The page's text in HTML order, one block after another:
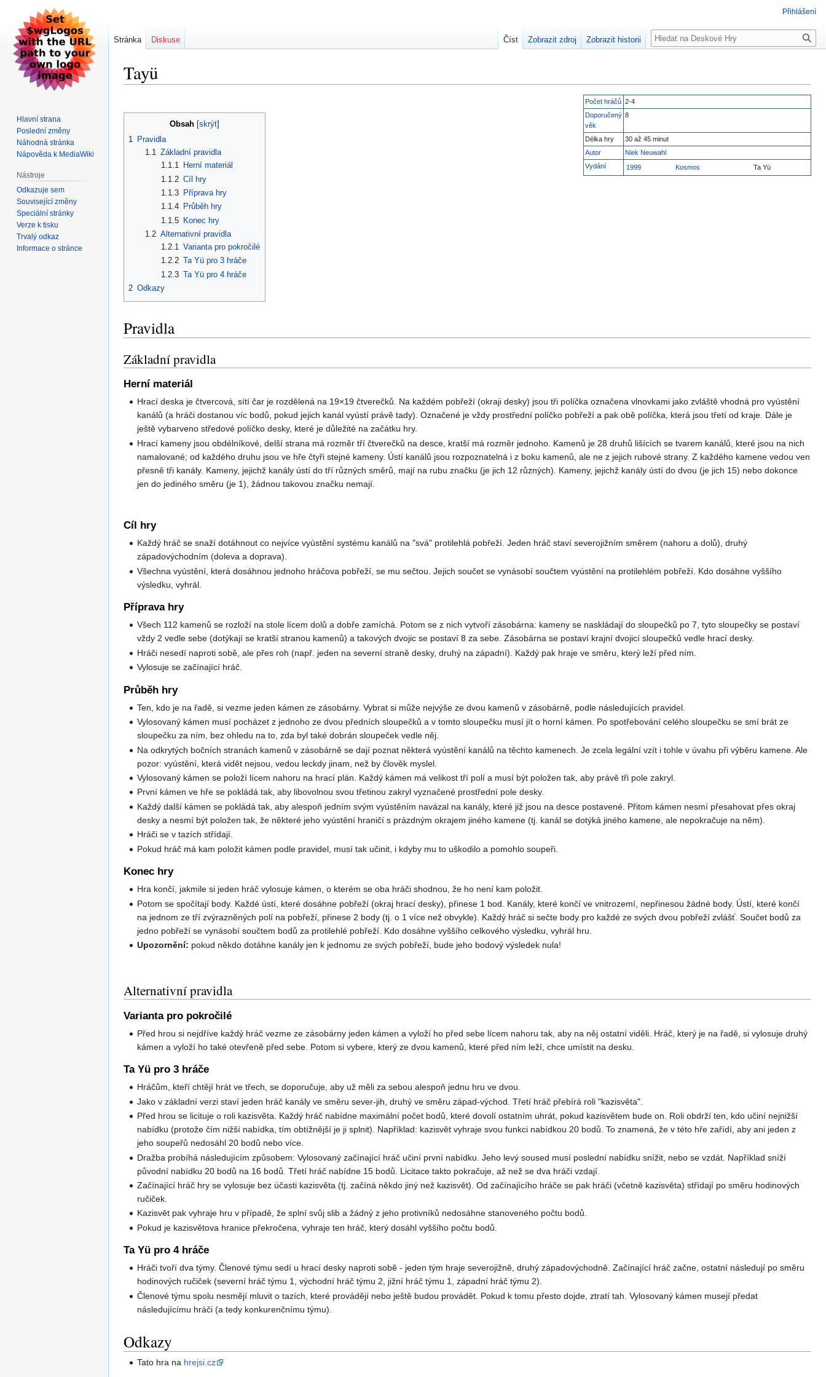
Tayü
na
na
Počet hráčů 2-4
Doporučený
věk
8
Délka hry
30 až 45 minut
Autor
Niek Neuwahl
Vydání
1999 Kosmos Ta Yü
Obsah
1 Pravidla
1.1 Základní pravidla
1.1.1 Herní materiál
1.1.2 Cíl hry
1.1.3 Příprava hry
1.1.4 Průběh hry
1.1.5 Konec hry
1.2 Alternativní pravidla
1.2.1 Varianta pro pokročilé
1.2.2 Ta Yü pro 3 hráče
1.2.3 Ta Yü pro 4 hráče
2 Odkazy
Pravidla
Základní pravidla
Herní materiál
Hrací deska je čtvercová, sítí čar je rozdělená na 19×19 čtverečků. Na každém pobřeží (okraji desky) jsou tři políčka označena vlnovkami jako zvláště vhodná pro vyústění
kanálů (a hráči dostanou víc bodů, pokud jejich kanál vyústí právě tady). Označené je vždy prostřední políčko pobřeží a pak obě políčka, která jsou třetí od kraje. Dále je
ještě vybarveno středové políčko desky, které je důležité na začátku hry.
Hrací kameny jsou obdélníkové, delší strana má rozměr tří čtverečků na desce, kratší má rozměr jednoho. Kamenů je 28 druhů lišících se tvarem kanálů, které jsou na nich
namalované; od každého druhu jsou ve hře čtyři stejné kameny. Ústí kanálů jsou rozpoznatelná i z boku kamenů, ale ne z jejich rubové strany. Z každého kamene vedou ven
přesně tři kanály. Kameny, jejichž kanály ústí do tří různých směrů, mají na rubu značku (je jich 12 různých). Kameny, jejichž kanály ústí do dvou (je jich 15) nebo dokonce
jen do jediného směru (je 1), žádnou takovou značku nemají.
Cíl hry
Každý hráč se snaží dotáhnout co nejvíce vyústění systému kanálů na "svá" protilehlá pobřeží. Jeden hráč staví severojižním směrem (nahoru a dolů), druhý
západovýchodním (doleva a doprava).
Všechna vyústění, která dosáhnou jednoho hráčova pobřeží, se mu sečtou. Jejich součet se vynásobí součtem vyústění na protilehlém pobřeží. Kdo dosáhne vyššího
výsledku, vyhrál.
Příprava hry
Všech 112 kamenů se rozloží na stole lícem dolů a dobře zamíchá. Potom se z nich vytvoří zásobárna: kameny se naskládají do sloupečků po 7, tyto sloupečky se postaví
vždy 2 vedle sebe (dotýkají se kratší stranou kamenů) a takových dvojic se postaví 8 za sebe. Zásobárna se postaví krajní dvojicí sloupečků vedle hrací desky.
Hráči nesedí naproti sobě, ale přes roh (např. jeden na severní straně desky, druhý na západní). Každý pak hraje ve směru, který leží před ním.
Vylosuje se začínající hráč.
Průběh hry
Ten, kdo je na řadě, si vezme jeden kámen ze zásobárny. Vybrat si může nejvýše ze dvou kamenů v zásobárně, podle následujících pravidel.
Vylosovaný kámen musí pocházet z jednoho ze dvou předních sloupečků a v tomto sloupečku musí jít o horní kámen. Po spotřebování celého sloupečku se smí brát ze
sloupečku za ním, bez ohledu na to, zda byl také dobrán sloupeček vedle něj.
Na odkrytých bočních stranách kamenů v zásobárně se dají poznat některá vyústění kanálů na těchto kamenech. Je zcela legální vzít i tohle v úvahu při výběru kamene. Ale
pozor: vyústění, která vidět nejsou, vedou leckdy jinam, než by člověk myslel.
Vylosovaný kámen se položí lícem nahoru na hrací plán. Každý kámen má velikost tří polí a musí být položen tak, aby právě tři pole zakryl.
První kámen ve hře se pokládá tak, aby libovolnou svou třetinou zakryl vyznačené prostřední pole desky.
Každý další kámen se pokládá tak, aby alespoň jedním svým vyústěním navázal na kanály, které již jsou na desce postavené. Přitom kámen nesmí přesahovat přes okraj
desky a nesmí být položen tak, že některé jeho vyústění hraničí s prázdným okrajem jiného kamene (tj. kanál se dotýká jiného kamene, ale nepokračuje na něm).
Hráči se v tazích střídají.
Pokud hráč má kam položit kámen podle pravidel, musí tak učinit, i kdyby mu to uškodilo a pomohlo soupeři.
Konec hry
Hra končí, jakmile si jeden hráč vylosuje kámen, o kterém se oba hráči shodnou, že ho není kam položit.
Potom se spočítají body. Každé ústí, které dosáhne pobřeží (okraj hrací desky), přinese 1 bod. Kanály, které končí ve vnitrozemí, nepřinesou žádné body. Ústí, které končí
na jednom ze tří zvýrazněných polí na pobřeží, přinese 2 body (tj. o 1 více než obvykle). Každý hráč si sečte body pro každé ze svých dvou pobřeží zvlášť. Součet bodů za
jedno pobřeží se vynásobí součtem bodů za protilehlé pobřeží. Kdo dosáhne vyššího celkového výsledku, vyhrál hru.
Upozornění: pokud někdo dotáhne kanály jen k jednomu ze svých pobřeží, bude jeho bodový výsledek nula!
Alternativní pravidla
Varianta pro pokročilé
Před hrou si nejdříve každý hráč vezme ze zásobárny jeden kámen a vyloží ho před sebe lícem nahoru tak, aby na něj ostatní viděli. Hráč, který je na řadě, si vylosuje druhý
kámen a vyloží ho také otevřeně před sebe. Potom si vybere, který ze dvou kamenů, které před ním leží, chce umístit na desku.
Ta Yü pro 3 hráče
Hráčům, kteří chtějí hrát ve třech, se doporučuje, aby už měli za sebou alespoň jednu hru ve dvou.
Jako v základní verzi staví jeden hráč kanály ve směru sever-jih, druhý ve směru západ-východ. Třetí hráč přebírá roli "kazisvěta".
Před hrou se licituje o roli kazisvěta. Každý hráč nabídne maximální počet bodů, které dovolí ostatním uhrát, pokud kazisvětem bude on. Roli obdrží ten, kdo učiní nejnižší
nabídku (protože čím nižší nabídka, tím obtížnější je ji splnit). Například: kazisvět vyhraje svou funkci nabídkou 20 bodů. To znamená, že v této hře zařídí, aby ani jeden z
jeho soupeřů nedosáhl 20 bodů nebo více.
Dražba probíhá následujícím způsobem: Vylosovaný začínající hráč učiní první nabídku. Jeho levý soused musí poslední nabídku snížit, nebo se vzdát. Například sníží
původní nabídku 20 bodů na 16 bodů. Třetí hráč nabídne 15 bodů. Licitace takto pokračuje, až než se dva hráči vzdají.
Začínající hráč hry se vylosuje bez účasti kazisvěta (tj. začíná někdo jiný než kazisvět). Od začínajícího hráče se pak hráči (včetně kazisvěta) střídají po směru hodinových
ručiček.
Kazisvět pak vyhraje hru v případě, že splní svůj slib a žádný z jeho protivníků nedosáhne stanoveného počtu bodů.
Pokud je kazisvětova hranice překročena, vyhraje ten hráč, který dosáhl vyššího počtu bodů.
Ta Yü pro 4 hráče
Hráči tvoří dva týmy. Členové týmu sedí u hrací desky naproti sobě - jeden tým hraje severojižně, druhý západovýchodně. Začínající hráč začne, ostatní následují po směru
hodinových ručiček (severní hráč týmu 1, východní hráč týmu 2, jižní hráč týmu 1, západní hráč týmu 2).
Členové týmu spolu nesmějí mluvit o tazích, které provádějí nebo ještě budou provádět. Pokud k tomu přesto dojde, ztratí tah. Vylosovaný kámen musejí předat
následujícímu hráči (a tedy konkurenčnímu týmu).
Odkazy
Tato hra na hrejsi.cz
Přihlášení
Stránka Diskuse Číst Zobrazit zdroj Zobrazit historii Hledat
Hlavní strana
Poslední změny
Náhodná stránka
Nápověda k MediaWiki
Nástroje
Odkazuje sem
Související změny
Speciální stránky
Verze k tisku
Trvalý odkaz
Informace o stránce